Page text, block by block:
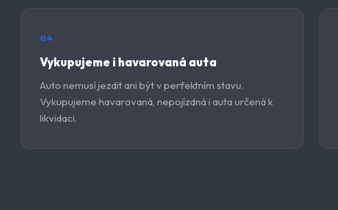
04
Vykupujeme i havarovaná auta
Auto nemusí jezdit ani být v perfektním stavu.
Vykupujeme havarovaná, nepojízdná i auta určená k
likvidaci.